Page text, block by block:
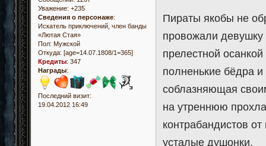
Уважение: +235
Сведения о персонаже:
Искатель приключений, член банды
«Лютая Стая»
Пол: Мужской
Откуда: [age=14.07.1808/1=365]
Кредиты: 347
Награды:
Последний визит:
19.04.2012 16:49
Пираты якобы не
провожали девушку
прелестной
полненькие бёдра
соблазняющая
на утреннюю
контрабандистов
усталые душонки.